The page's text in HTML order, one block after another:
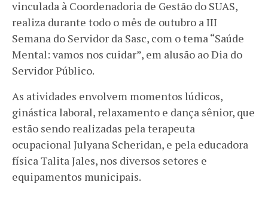
vinculada à Coordenadoria de Gestão do SUAS,
realiza durante todo o mês de outubro a III
Semana do Servidor da Sasc, com o tema “Saúde
Mental: vamos nos cuidar”, em alusão ao Dia do
Servidor Público.
As atividades envolvem momentos lúdicos,
ginástica laboral, relaxamento e dança sênior, que
estão sendo realizadas pela terapeuta
ocupacional Julyana Scheridan, e pela educadora
física Talita Jales, nos diversos setores e
equipamentos municipais.